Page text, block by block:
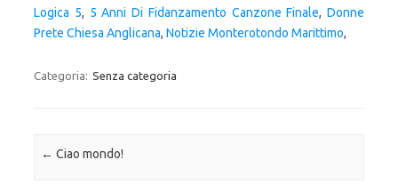
Logica 5, 5 Anni Di Fidanzamento Canzone Finale, Donne
Prete Chiesa Anglicana, Notizie Monterotondo Marittimo,
Categoria: Senza categoria
Navigazione articolo
← Ciao mondo!